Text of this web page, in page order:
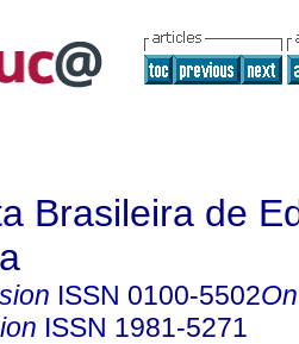
Brasileira de
ISSN 0100-5502
ISSN 1981-5271